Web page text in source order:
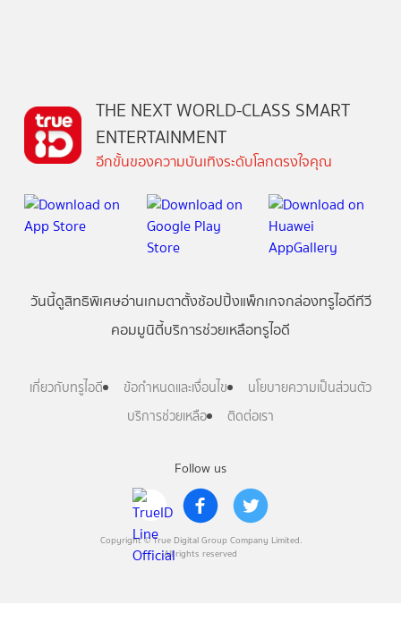
Follow us
Copyright © True Digital Group Company Limited.
All rights reserved
THE NEXT WORLD-CLASS SMART
ENTERTAINMENT
อีกขั้นของความบันเทิงระดับโลกตรงใจคุณ
วันนี้ดูสิทธิพิเศษอ่านเกมตาตั้งช้อปปิ้งแพ็กเกจกล่องทรูไอดีทีวี
คอมมูนิตี้บริการช่วยเหลือทรูไอดี
เกี่ยวกับทรูไอดี ข้อกำหนดและเงื่อนไข
นโยบายความเป็นส่วนตัว
บริการช่วยเหลือ
ติดต่อเรา